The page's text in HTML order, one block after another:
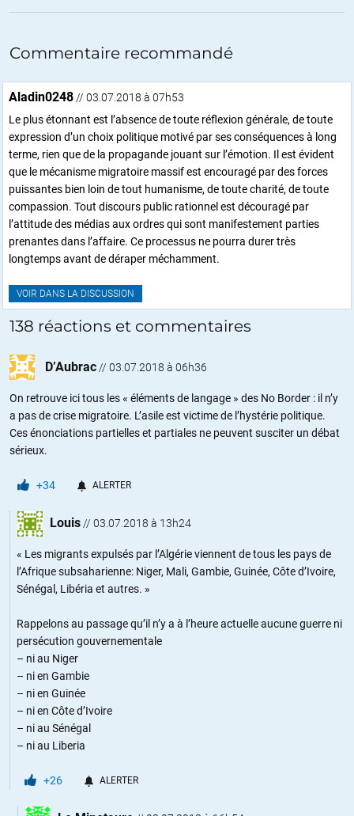
Commentaire recommandé
Aladin0248 // 03.07.2018 à 07h53
Le plus étonnant est l’absence de toute réflexion générale, de toute
expression d’un choix politique motivé par ses conséquences à long
terme, rien que de la propagande jouant sur l’émotion. Il est évident
que le mécanisme migratoire massif est encouragé par des forces
puissantes bien loin de tout humanisme, de toute charité, de toute
compassion. Tout discours public rationnel est découragé par
l’attitude des médias aux ordres qui sont manifestement parties
prenantes dans l’affaire. Ce processus ne pourra durer très
longtemps avant de déraper méchamment.
VOIR DANS LA DISCUSSION
138 réactions et commentaires
D’Aubrac // 03.07.2018 à 06h36
On retrouve ici tous les « éléments de langage » des No Border : il n’y
a pas de crise migratoire. L’asile est victime de l’hystérie politique.
Ces énonciations partielles et partiales ne peuvent susciter un débat
sérieux.
+34 ALERTER
Louis // 03.07.2018 à 13h24
« Les migrants expulsés par l’Algérie viennent de tous les pays de
l’Afrique subsaharienne: Niger, Mali, Gambie, Guinée, Côte d’Ivoire,
Sénégal, Libéria et autres. »
Rappelons au passage qu’il n’y a à l’heure actuelle aucune guerre ni
persécution gouvernementale
– ni au Niger
– ni en Gambie
– ni en Guinée
– ni en Côte d’Ivoire
– ni au Sénégal
– ni au Liberia
+26 ALERTER